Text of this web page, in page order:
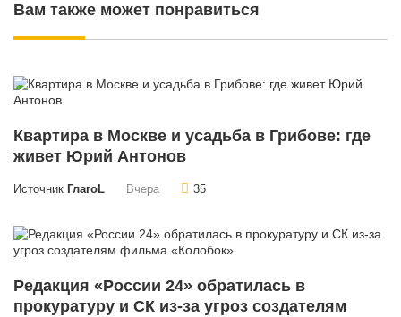
Вам также может понравиться
Квартира в Москве и усадьба в Грибове: где
живет Юрий Антонов
Источник ГлагоL Вчера 35
Редакция «России 24» обратилась в
прокуратуру и СК из-за угроз создателям